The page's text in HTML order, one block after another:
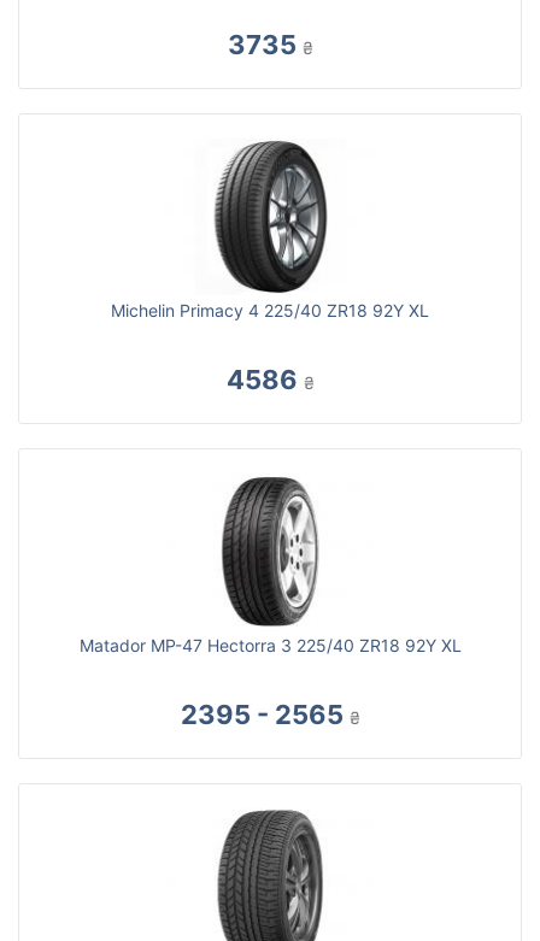
3735 ₴
Michelin Primacy 4 225/40 ZR18 92Y XL
4586 ₴
Matador MP-47 Hectorra 3 225/40 ZR18 92Y XL
2395 - 2565 ₴